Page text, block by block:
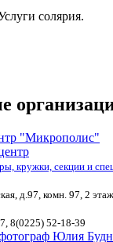
солярия.
"Микрополис"
кружки, секции и
д.97, комн. 97, 2
8(0225) 52-18-39
Юлия